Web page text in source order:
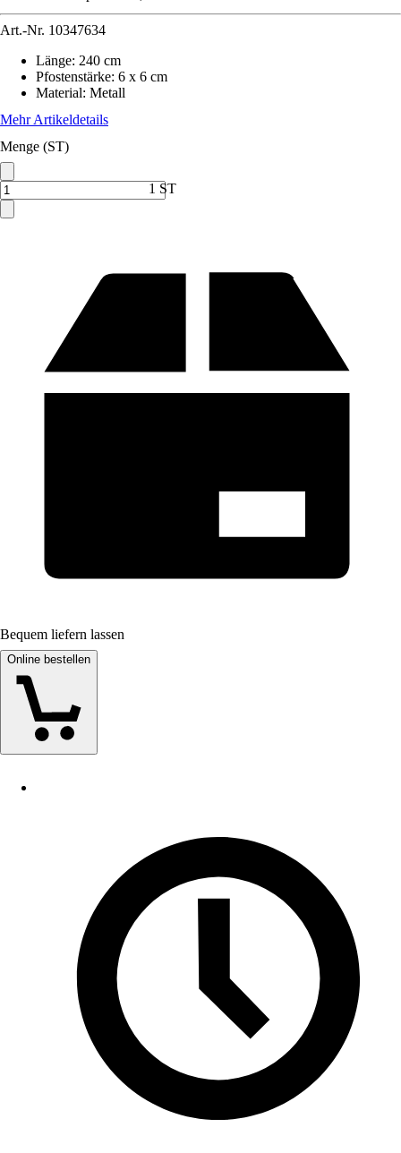
Art.-Nr. 10347634
Länge: 240 cm
Pfostenstärke: 6 x 6 cm
Material: Metall
Mehr Artikeldetails
Menge (ST)
1 ST
Bequem liefern lassen
Online bestellen